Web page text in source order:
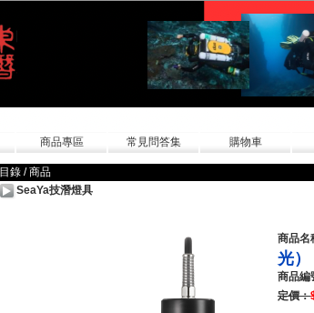
商品專區 常見問答集 購物車
目錄 / 商品
SeaYa技潛燈具
商品名
光）
商品編
定價：